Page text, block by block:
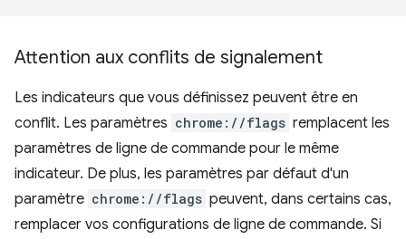
Attention aux conflits de signalement
Les indicateurs que vous définissez peuvent être en
conflit. Les paramètres chrome://flags remplacent les
paramètres de ligne de commande pour le même
indicateur. De plus, les paramètres par défaut d'un
paramètre chrome://flags peuvent, dans certains cas,
remplacer vos configurations de ligne de commande. Si